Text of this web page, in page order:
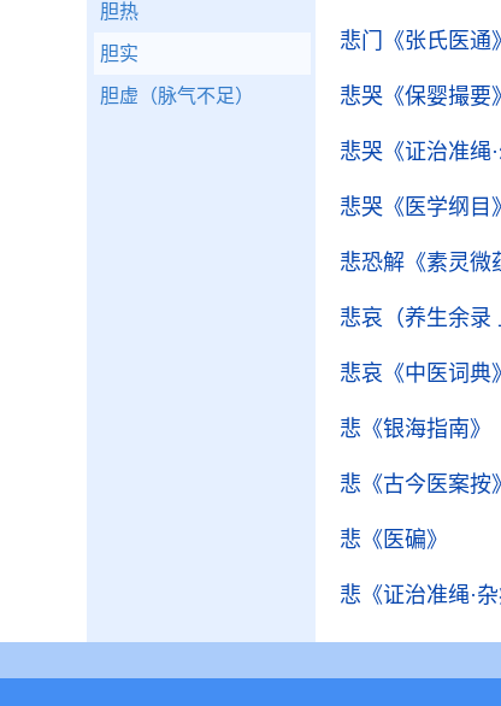
悲门 《张氏医通》
悲哭 《保婴撮要》
悲哭 《证治准绳
悲哭 《医学纲目》
悲恐解 《素灵微
悲哀（养生余录
悲哀 《中医词典》
悲 《银海指南》
悲 《古今医案按》
悲 《医碥》
悲 《证治准绳·杂
胆热
胆实
胆虚（脉气不足）